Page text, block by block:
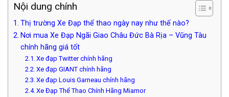
Nội dung chính
Thị trường Xe Đạp thể thao ngày nay như thế nào?
Nơi mua Xe Đạp Ngãi Giao Châu Đức Bà Rịa – Vũng Tàu
chính hãng giá tốt
Xe đạp Twitter chính hãng
Xe đạp GIANT chính hãng
Xe đạp Louis Garneau chính hãng
Xe Đạp Thể Thao Chính Hãng Miamor